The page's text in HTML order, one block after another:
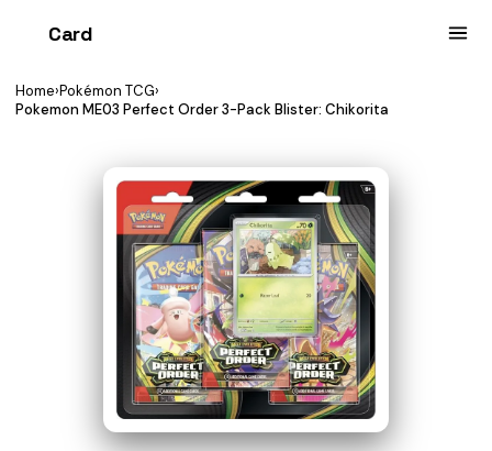
Card
Home›Pokémon TCG›
Pokemon ME03 Perfect Order 3-Pack Blister: Chikorita